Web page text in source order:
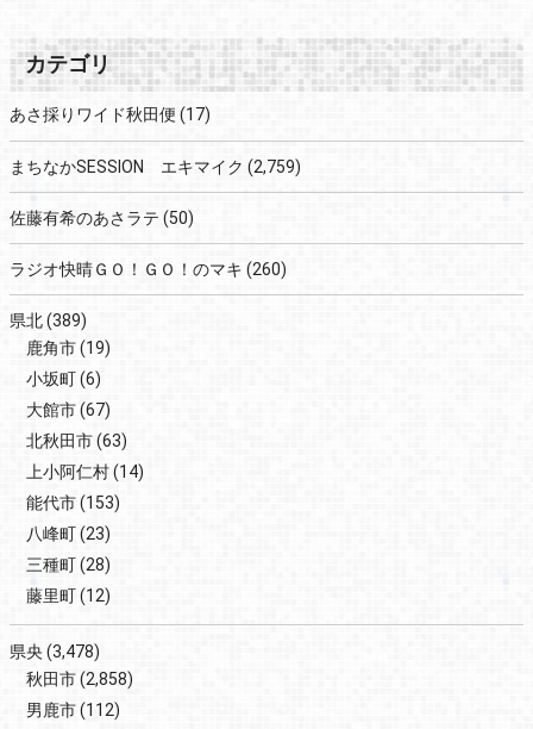
カテゴリ
あさ採りワイド秋田便 (17)
まちなかSESSION エキマイク (2,759)
佐藤有希のあさラテ (50)
ラジオ快晴ＧＯ！ＧＯ！のマキ (260)
県北(389)
鹿角市(19)
小坂町(6)
大館市(67)
北秋田市(63)
上小阿仁村(14)
能代市(153)
八峰町(23)
三種町(28)
藤里町(12)
県央 (3,478)
秋田市(2,858)
男鹿市(112)